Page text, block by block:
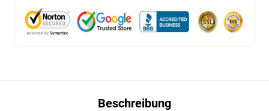
Beschreibung